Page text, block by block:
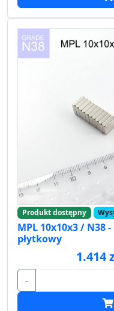
Produkt dostępny
MPL 10x10x3 / N38
płytkowy
1.414
-